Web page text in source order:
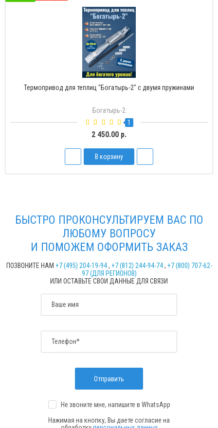
Термопривод для теплиц "Богатырь-Д" с доводчиком
Богатырь-Д
1 500.00 р.
В корзину
БЫСТРО ПРОКОНСУЛЬТИРУЕМ ВАС ПО
ЛЮБОМУ ВОПРОСУ
И ПОМОЖЕМ ОФОРМИТЬ ЗАКАЗ
ПОЗВОНИТЕ НАМ +7 (495) 204-19-94, +7 (812) 244-94-74, +7 (800) 707-62-
97 (ДЛЯ РЕГИОНОВ)
ИЛИ ОСТАВЬТЕ СВОИ ДАННЫЕ ДЛЯ СВЯЗИ
Ваше имя
Телефон*
Отправить
Не звоните мне, напишите в WhatsApp
Нажимая на кнопку, Вы даете согласие на